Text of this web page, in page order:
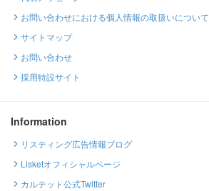
お問い合わせにおける個人情報の取扱いについて
サイトマップ
お問い合わせ
採用特設サイト
Information
リスティング広告情報ブログ
Lisketオフィシャルページ
カルテット公式Twitter